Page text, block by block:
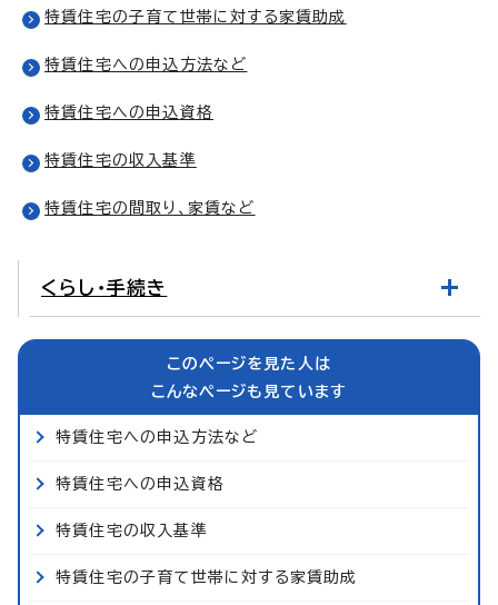
特賃住宅の子育て世帯に対する家賃助成
特賃住宅への申込方法など
特賃住宅への申込資格
特賃住宅の収入基準
特賃住宅の間取り、家賃など
くらし・手続き
このページを見た人は
こんなページも見ています
特賃住宅への申込方法など
特賃住宅への申込資格
特賃住宅の収入基準
特賃住宅の子育て世帯に対する家賃助成